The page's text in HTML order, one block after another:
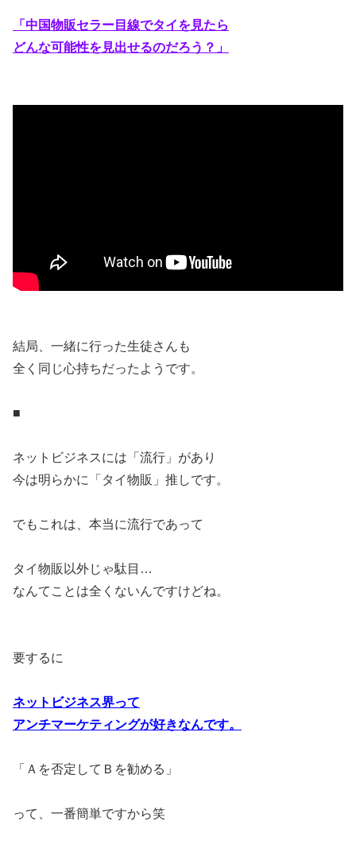
「中国物販セラー目線でタイを見たら
どんな可能性を見出せるのだろう？」
結局、一緒に行った生徒さんも
全く同じ心持ちだったようです。
■
ネットビジネスには「流行」があり
今は明らかに「タイ物販」推しです。
でもこれは、本当に流行であって
タイ物販以外じゃ駄目…
なんてことは全くないんですけどね。
要するに
ネットビジネス界って
アンチマーケティングが好きなんです。
「Ａを否定してＢを勧める」
って、一番簡単ですから笑